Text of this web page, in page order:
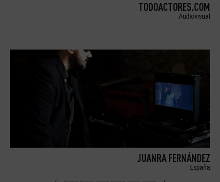
TODOACTORES.COM
Audiovisual
JUANRA FERNÁNDEZ
España